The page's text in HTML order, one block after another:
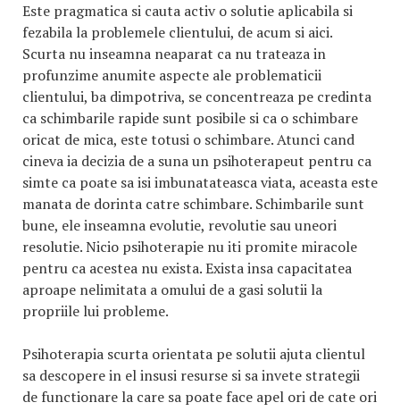
Este pragmatica si cauta activ o solutie aplicabila si
fezabila la problemele clientului, de acum si aici.
Scurta nu inseamna neaparat ca nu trateaza in
profunzime anumite aspecte ale problematicii
clientului, ba dimpotriva, se concentreaza pe credinta
ca schimbarile rapide sunt posibile si ca o schimbare
oricat de mica, este totusi o schimbare. Atunci cand
cineva ia decizia de a suna un psihoterapeut pentru ca
simte ca poate sa isi imbunatateasca viata, aceasta este
manata de dorinta catre schimbare. Schimbarile sunt
bune, ele inseamna evolutie, revolutie sau uneori
resolutie. Nicio psihoterapie nu iti promite miracole
pentru ca acestea nu exista. Exista insa capacitatea
aproape nelimitata a omului de a gasi solutii la
propriile lui probleme.
Psihoterapia scurta orientata pe solutii ajuta clientul
sa descopere in el insusi resurse si sa invete strategii
de functionare la care sa poate face apel ori de cate ori